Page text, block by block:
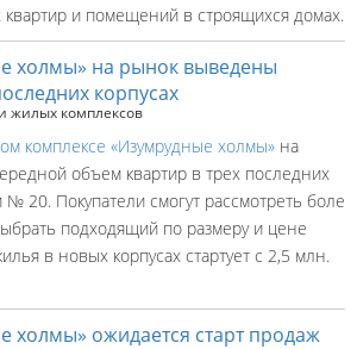
квартир и помещений в строящихся домах.
холмы» на рынок выведены
корпусах
жилых комплексов
комплексе «Изумрудные холмы» на
объем квартир в трех последних
20. Покупатели смогут рассмотреть боле
подходящий по размеру и цене
в новых корпусах стартует с 2,5 млн.
холмы» ожидается старт продаж